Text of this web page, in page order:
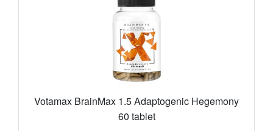
Votamax BrainMax 1.5 Adaptogenic Hegemony
60 tablet